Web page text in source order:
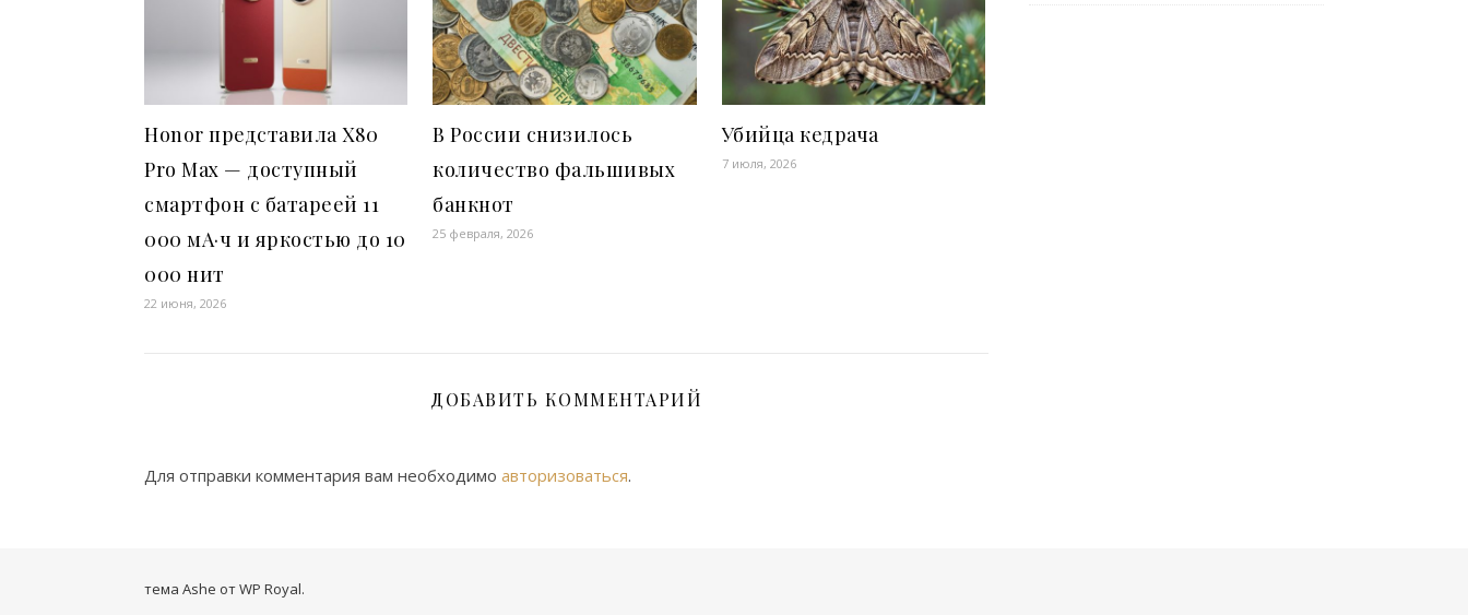
Honor представила X80
Pro Max — доступный
смартфон с батареей 11
000 мА·ч и яркостью до 10
000 нит
22 июня, 2026
В России снизилось
количество фальшивых
банкнот
25 февраля, 2026
Убийца кедрача
7 июля, 2026
ДОБАВИТЬ КОММЕНТАРИЙ
Для отправки комментария вам необходимо авторизоваться.
тема Ashe отWP Royal.